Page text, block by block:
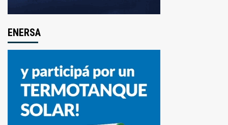
ENERSA